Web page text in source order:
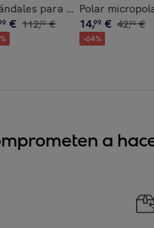
hombre manga corta
para mujer (nunca sin
€ 112,00 €
%
Polar
14,99 € 42,00 €
-64%
a